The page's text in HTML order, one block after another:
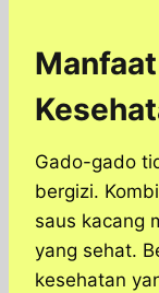
Gado-gado
bergizi.
saus kacang
yang sehat.
kesehatan